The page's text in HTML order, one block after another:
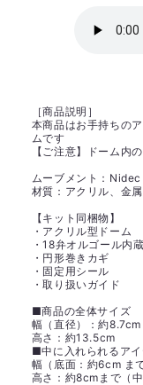
［商品説明］
本商品はお手持ちの
ムです
【ご注意】ドーム内
ムーブメント：
材質：アクリル、金属
【キット同梱物】
・アクリル型ドーム
・18弁オルゴール内
・円形巻きカギ
・固定用シール
・取り扱いガイド
■商品の全体サイズ
幅（直径）：約8.7cm
高さ：約13.5cm
■中に入れられるア
幅（底面：約6cm ま
高さ：約8cmまで（中